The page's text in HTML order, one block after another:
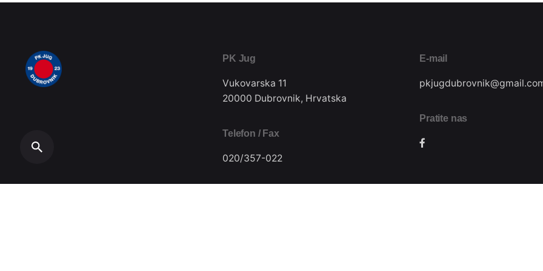
PK Jug
Vukovarska 11
20000 Dubrovnik, Hrvatska
Telefon / Fax
020/357-022
E-mail
Pratite nas